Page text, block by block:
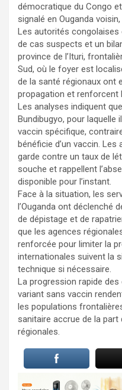
démocratique du Congo
signalé en Ouganda
Les autorités congolaises
de cas suspects et un
province de l’Ituri,
Sud, où le foyer est
de la santé régionaux ont
propagation et renforcent
Les analyses indiquent
Bundibugyo, pour laquelle
vaccin spécifique,
bénéficie d’un vaccin.
garde contre un taux de
souche et rappellent
disponible pour l’instant.
Face à la situation, les
l’Ouganda ont déclenché
de dépistage et de
que les agences
renforcée pour limiter la
internationales suivent la
technique si nécessaire.
La progression rapide des
variant sans vaccin
les populations
sanitaire accrue de la
régionales.